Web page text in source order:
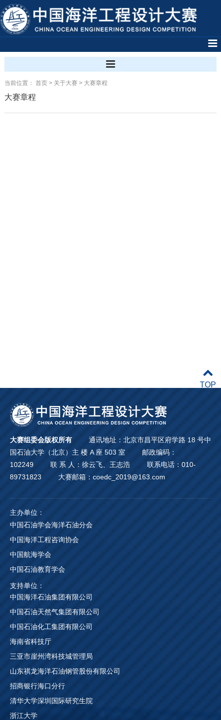
当前位置： 首页> 关于大赛> 大赛章程
大赛章程
大赛组委会版权所有
通讯地址：北京市昌平区府学路 18 号中
国石油大学（北京）主 楼 A 座 503 室
邮政编码：
102249
联 系 人：徐云飞、王志浩
联系电话：010-
89731823
大赛邮箱：coedc_2019@163.com
主办单位：
中国石油学会海洋石油分会
中国海洋工程咨询协会
中国航海学会
中国石油教育学会
支持单位：
中国海洋石油集团有限公司
中国石油天然气集团有限公司
中国石油化工集团有限公司
海南省科技厅
三亚市崖州湾科技城管理局
山东祺龙海洋石油钢管股份有限公司
招商银行海口分行
清华大学深圳国际研究生院
浙江大学
TOP